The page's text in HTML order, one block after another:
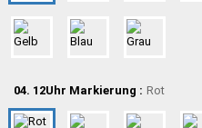
04. 12Uhr Markierung : Rot